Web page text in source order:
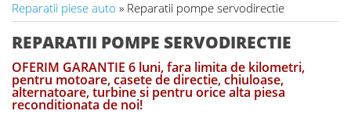
Reparatii piese auto » Reparatii pompe servodirectie
REPARATII POMPE SERVODIRECTIE
OFERIM GARANTIE 6 luni, fara limita de kilometri,
pentru motoare, casete de directie, chiuloase,
alternatoare, turbine si pentru orice alta piesa
reconditionata de noi!